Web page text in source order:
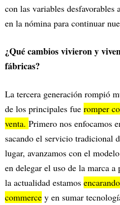
con las variables desfavorables
en la nómina para continuar
¿Qué cambios vivieron y
fábricas?
La tercera generación rompió
de los principales fue romper
venta. Primero nos enfocamos
sacando el servicio tradicional
lugar, avanzamos con el
en delegar el uso de la marca a
la actualidad estamos
commerce y en sumar